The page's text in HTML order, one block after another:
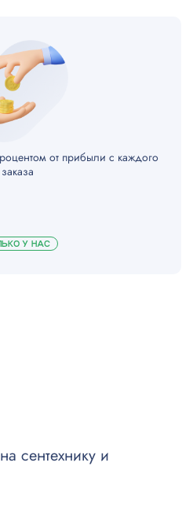
от прибыли с каждого
заказа
У НАС
сентехнику и